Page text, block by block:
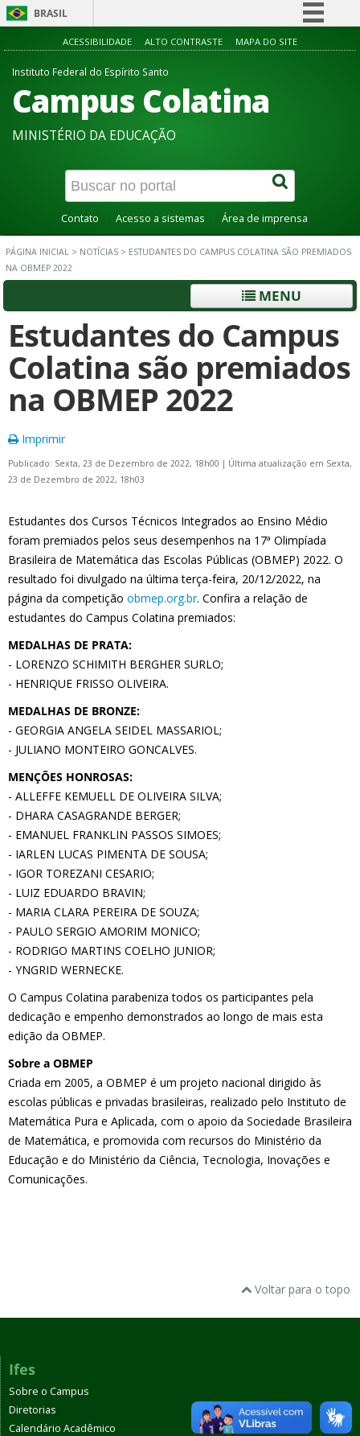
BRASIL
Simplifique!
Acesso à informação
Canais
ACESSIBILIDADE ALTO CONTRASTE MAPA DO SITE
Instituto Federal do Espírito Santo
Campus Colatina
MINISTÉRIO DA EDUCAÇÃO
Contato Acesso a sistemas Área de imprensa
PÁGINA INICIAL > NOTÍCIAS > ESTUDANTES DO CAMPUS COLATINA SÃO PREMIADOS
NA OBMEP 2022
MENU
Estudantes do Campus
Colatina são premiados
na OBMEP 2022
Imprimir
Publicado: Sexta, 23 de Dezembro de 2022, 18h00 | Última atualização em Sexta,
23 de Dezembro de 2022, 18h03
Estudantes dos Cursos Técnicos Integrados ao Ensino Médio
foram premiados pelos seus desempenhos na 17ª Olimpíada
Brasileira de Matemática das Escolas Públicas (OBMEP) 2022. O
resultado foi divulgado na última terça-feira, 20/12/2022, na
página da competição obmep.org.br. Confira a relação de
estudantes do Campus Colatina premiados:
MEDALHAS DE PRATA:
- LORENZO SCHIMITH BERGHER SURLO;
- HENRIQUE FRISSO OLIVEIRA.
MEDALHAS DE BRONZE:
- GEORGIA ANGELA SEIDEL MASSARIOL;
- JULIANO MONTEIRO GONCALVES.
MENÇÕES HONROSAS:
- ALLEFFE KEMUELL DE OLIVEIRA SILVA;
- DHARA CASAGRANDE BERGER;
- EMANUEL FRANKLIN PASSOS SIMOES;
- IARLEN LUCAS PIMENTA DE SOUSA;
- IGOR TOREZANI CESARIO;
- LUIZ EDUARDO BRAVIN;
- MARIA CLARA PEREIRA DE SOUZA;
- PAULO SERGIO AMORIM MONICO;
- RODRIGO MARTINS COELHO JUNIOR;
- YNGRID WERNECKE.
O Campus Colatina parabeniza todos os participantes pela
dedicação e empenho demonstrados ao longo de mais esta
edição da OBMEP.
Sobre a OBMEP
Criada em 2005, a OBMEP é um projeto nacional dirigido às
escolas públicas e privadas brasileiras, realizado pelo Instituto de
Matemática Pura e Aplicada, com o apoio da Sociedade Brasileira
de Matemática, e promovida com recursos do Ministério da
Educação e do Ministério da Ciência, Tecnologia, Inovações e
Comunicações.
Voltar para o topo
Ifes
Sobre o Campus
Diretorias
Calendário Acadêmico